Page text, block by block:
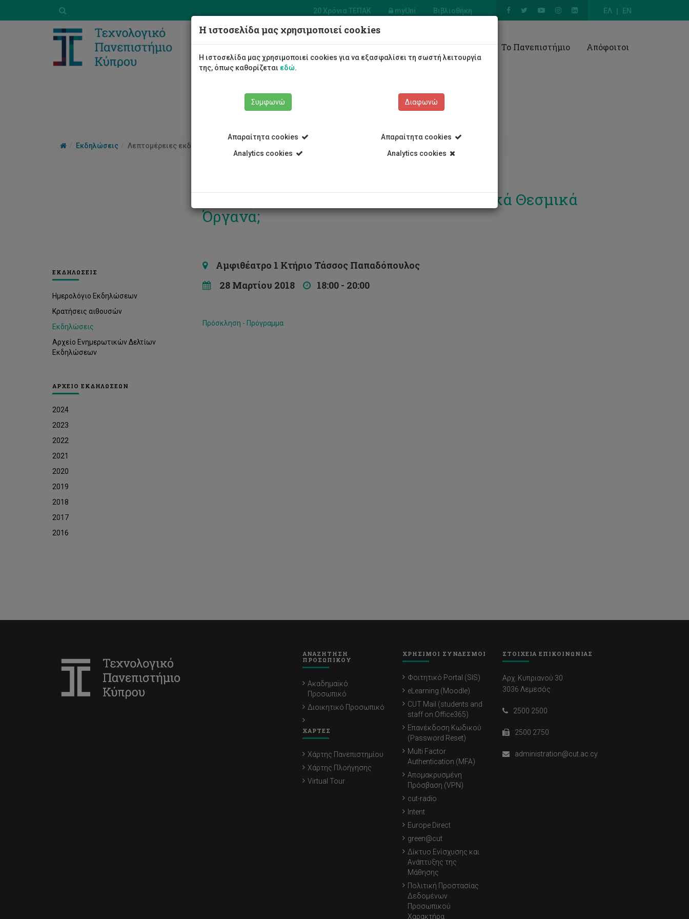
ΕΛ EN
20 Χρόνια ΤΕΠΑΚ myUni Βιβλιοθήκη
Φοιτητές/τριες Σπουδές Έρευνα Το Πανεπιστήμιο Απόφοιτοι
Εκδηλώσεις Λεπτομέρειες εκδήλωσης
ΕΚΔΗΛΩΣΕΙΣ
Ημερολόγιο Εκδηλώσεων
Κρατήσεις αιθουσών
Εκδηλώσεις
Αρχείο Ενημερωτικών Δελτίων
Εκδηλώσεων
ΑΡΧΕΙΟ ΕΚΔΗΛΩΣΕΩΝ
2024
2023
2022
2021
2020
2019
2018
2017
2016
Ενδιαφέρεσαι για καριέρα στα Ευρωπαϊκά Θεσμικά
Όργανα;
Αμφιθέατρο 1 Κτήριο Τάσσος Παπαδόπουλος
28 Μαρτίου 2018
18:00 - 20:00
Πρόσκληση - Πρόγραμμα
ΑΝΑΖΗΤΗΣΗ
ΠΡΟΣΩΠΙΚΟΥ
Ακαδημαϊκό
Προσωπικό
Διοικητικό Προσωπικό
ΧΑΡΤΕΣ
Χάρτης Πανεπιστημίου
Χάρτης Πλοήγησης
Virtual Tour
ΧΡΗΣΙΜΟΙ ΣΥΝΔΕΣΜΟΙ
Φοιτητικό Portal (SIS)
eLearning (Moodle)
CUT Mail (students and
staff on Office365)
Επανέκδοση Κωδικού
(Password Reset)
Multi Factor
Authentication (MFA)
Απομακρυσμένη
Πρόσβαση (VPN)
cut-radio
Intent
Europe Direct
green@cut
Δίκτυο Ενίσχυσης και
Ανάπτυξης της
Μάθησης
Πολιτική Προστασίας
Δεδομένων
Προσωπικού
Χαρακτήρα
ΣΤΟΙΧΕΙΑ ΕΠΙΚΟΙΝΩΝΙΑΣ
Αρχ. Κυπριανού 30
3036 Λεμεσός
2500 2500
2500 2750
administration@cut.ac.cy
Η ιστοσελίδα μας χρησιμοποιεί cookies
Η ιστοσελίδα μας χρησιμοποιεί cookies για να εξασφαλίσει τη σωστή λειτουργία
της, όπως καθορίζεται εδώ.
Συμφωνώ
Απαραίτητα cookies
Analytics cookies
Διαφωνώ
Απαραίτητα cookies
Analytics cookies